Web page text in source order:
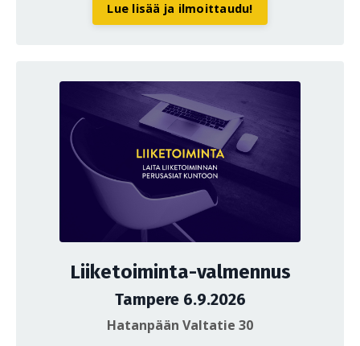
Lue lisää ja ilmoittaudu!
Liiketoiminta-valmennus
Tampere 6.9.2026
Hatanpään Valtatie 30